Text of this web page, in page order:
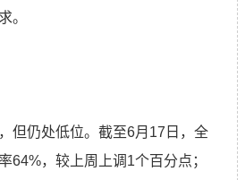
。
但仍处低位。截至6月17日，全
64%，较上周上调1个百分点；